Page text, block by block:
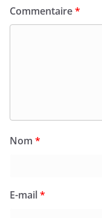
Commentaire*
Nom *
E-mail*